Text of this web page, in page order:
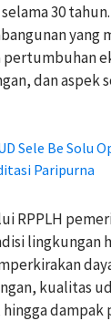
30
yang
pertumbuhan
dan aspek
Sele Be Solu
Paripurna
RPPLH
lingkungan
kualitas
hingga